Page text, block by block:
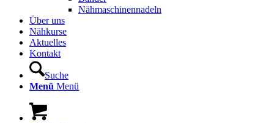
Nähmaschinennadeln
Über uns
Nähkurse
Aktuelles
Kontakt
Suche
Menü Menü